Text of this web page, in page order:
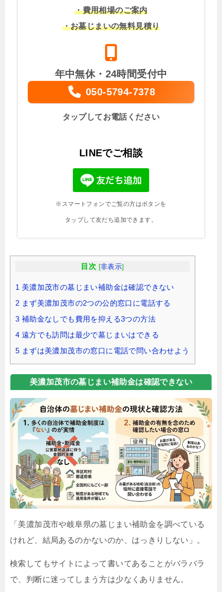
・費用相場のご案内
・お墓じまいの無料見積り
年中無休・24時間受付中
050-5794-7378
タップしてお電話ください
LINEでご相談
※スマートフォンでご覧の方はボタンを
タップして友だち追加できます。
目次 [非表示]
1 美濃加茂市の墓じまい補助金は確認できない
2 まず美濃加茂市の2つの公的窓口に電話する
3 補助金なしでも費用を抑える3つの方法
4 遠方でも訪問は最少で墓じまいはできる
5 まずは美濃加茂市の窓口に電話で問い合わせよう
美濃加茂市の墓じまい補助金は確認できない
「美濃加茂市や岐阜県の墓じまい補助金を調べている
けれど、結局あるのかないのか、はっきりしない」。
検索してもサイトによって書いてあることがバラバラ
で、判断に迷ってしまう方は少なくありません。